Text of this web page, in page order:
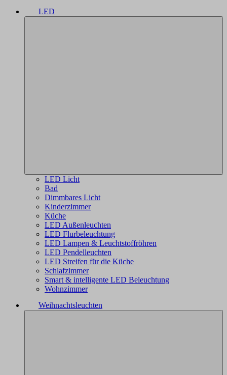
LED
LED Licht
Bad
Dimmbares Licht
Kinderzimmer
Küche
LED Außenleuchten
LED Flurbeleuchtung
LED Lampen & Leuchtstoffröhren
LED Pendelleuchten
LED Streifen für die Küche
Schlafzimmer
Smart & intelligente LED Beleuchtung
Wohnzimmer
Weihnachtsleuchten